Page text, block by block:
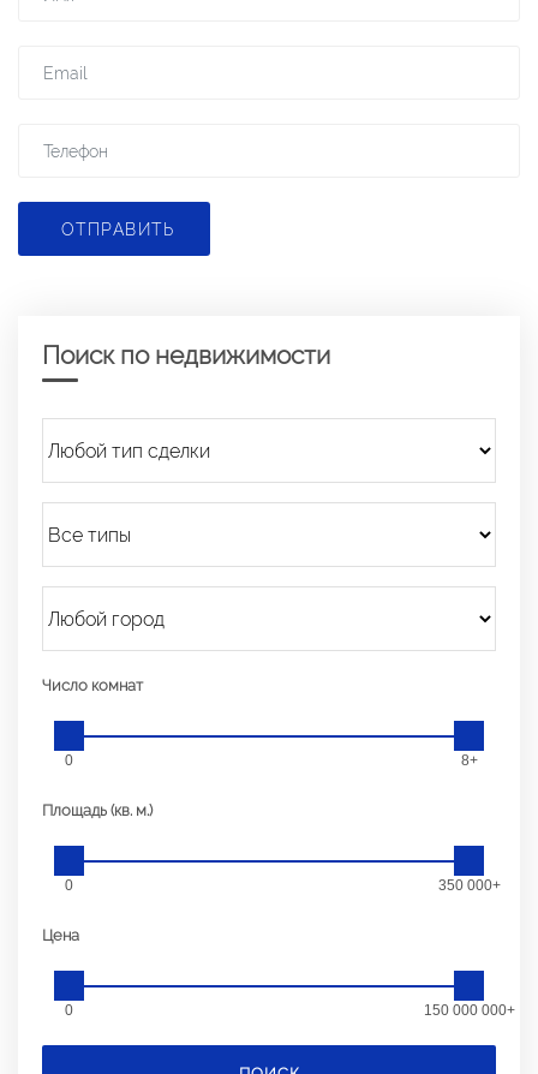
ОТПРАВИТЬ
Поиск по недвижимости
Число комнат
0 8+
Площадь (кв. м.)
0 350 000+
Цена
0 150 000 000+